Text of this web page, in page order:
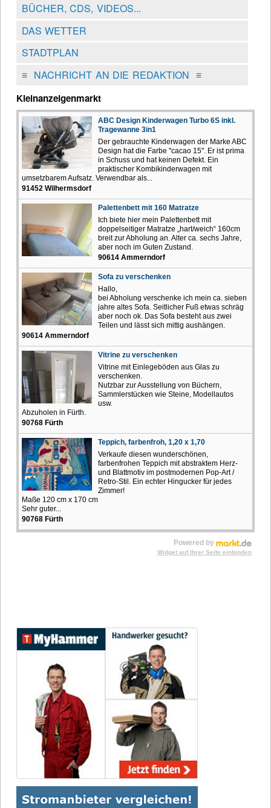
BÜCHER, CDS, VIDEOS...
DAS WETTER
STADTPLAN
≡NACHRICHT AN DIE REDAKTION ≡
Kleinanzeigenmarkt
ABC Design Kinderwagen Turbo 6S inkl.
Tragewanne 3in1
Der gebrauchte Kinderwagen der Marke ABC
Design hat die Farbe "cacao 15". Er ist prima
in Schuss und hat keinen Defekt. Ein
praktischer Kombikinderwagen mit
umsetzbarem Aufsatz. Verwendbar als...
91452 Wilhermsdorf
Palettenbett mit 160 Matratze
Ich biete hier mein Palettenbett mit
doppelseitiger Matratze „hart/weich“ 160cm
breit zur Abholung an. Alter ca. sechs Jahre,
aber noch im Guten Zustand.
90614 Ammerndorf
Sofa zu verschenken
Hallo,
bei Abholung verschenke ich mein ca. sieben
jahre altes Sofa. Seitlicher Fuß etwas schräg
aber noch ok. Das Sofa besteht aus zwei
Teilen und lässt sich mittig aushängen.
90614 Ammerndorf
Vitrine zu verschenken
Vitrine mit Einlegeböden aus Glas zu
verschenken.
Nutzbar zur Ausstellung von Büchern,
Sammlerstücken wie Steine, Modellautos
usw.
Abzuholen in Fürth.
90768 Fürth
Teppich, farbenfroh, 1,20 x 1,70
Verkaufe diesen wunderschönen,
farbenfrohen Teppich mit abstraktem Herz-
und Blattmotiv im postmodernen Pop-Art /
Retro-Stil. Ein echter Hingucker für jedes
Zimmer!
Maße 120 cm x 170 cm
Sehr guter...
90768 Fürth
Powered by
Widget auf Ihrer Seite einbinden